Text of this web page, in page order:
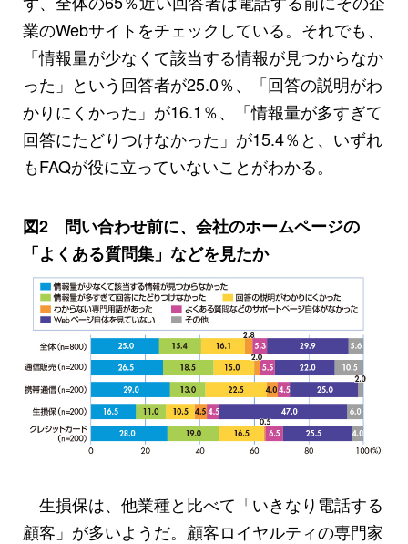
業のWebサイトをチェックしている。それでも、
「情報量が少なくて該当する情報が見つからなか
った」という回答者が25.0％、「回答の説明がわ
かりにくかった」が16.1％、「情報量が多すぎて
回答にたどりつけなかった」が15.4％と、いずれ
もFAQが役に立っていないことがわかる。
図2 問い合わせ前に、会社のホームページの
「よくある質問集」などを見たか
生損保は、他業種と比べて「いきなり電話する
顧客」が多いようだ。顧客ロイヤルティの専門家